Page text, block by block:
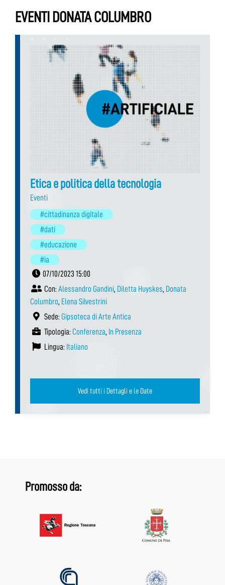
EVENTI DONATA COLUMBRO
Etica e politica della tecnologia
Eventi
#cittadinanza digitale
#dati
#educazione
#ia
07/10/2023 15:00
Con: Alessandro Gandini, Diletta Huyskes, Donata
Columbro, Elena Silvestrini
Sede: Gipsoteca di Arte Antica
Tipologia: Conferenza, In Presenza
Lingua: Italiano
Vedi tutti i Dettagli e le Date
Promosso da: